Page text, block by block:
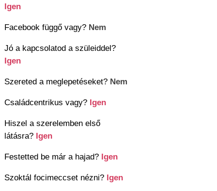
Igen
Facebook függő vagy? Nem
Jó a kapcsolatod a szüleiddel?
Igen
Szereted a meglepetéseket? Nem
Családcentrikus vagy? Igen
Hiszel a szerelemben első
látásra? Igen
Festetted be már a hajad? Igen
Szoktál focimeccset nézni? Igen